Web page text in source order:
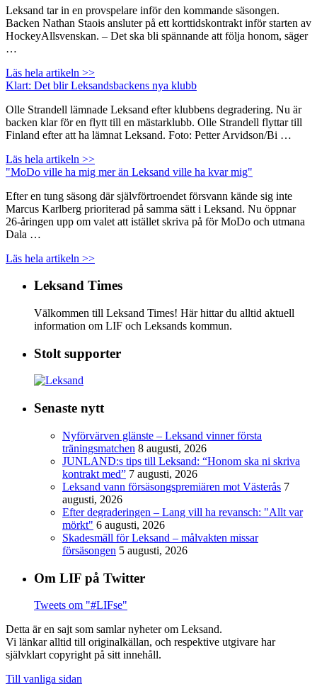
Leksand tar in en provspelare inför den kommande säsongen.
Backen Nathan Staois ansluter på ett korttidskontrakt inför starten av
HockeyAllsvenskan. – Det ska bli spännande att följa honom, säger
…
Läs hela artikeln >>
Klart: Det blir Leksandsbackens nya klubb
Olle Strandell lämnade Leksand efter klubbens degradering. Nu är
backen klar för en flytt till en mästarklubb. Olle Strandell flyttar till
Finland efter att ha lämnat Leksand. Foto: Petter Arvidson/Bi …
Läs hela artikeln >>
"MoDo ville ha mig mer än Leksand ville ha kvar mig"
Efter en tung säsong där självförtroendet försvann kände sig inte
Marcus Karlberg prioriterad på samma sätt i Leksand. Nu öppnar
26-åringen upp om valet att istället skriva på för MoDo och utmana
Dala …
Läs hela artikeln >>
Leksand Times
Välkommen till Leksand Times! Här hittar du alltid aktuell
information om LIF och Leksands kommun.
Stolt supporter
Senaste nytt
Nyförvärven glänste – Leksand vinner första
träningsmatchen 8 augusti, 2026
JUNLAND:s tips till Leksand: “Honom ska ni skriva
kontrakt med” 7 augusti, 2026
Leksand vann försäsongspremiären mot Västerås 7
augusti, 2026
Efter degraderingen – Lang vill ha revansch: "Allt var
mörkt" 6 augusti, 2026
Skadesmäll för Leksand – målvakten missar
försäsongen 5 augusti, 2026
Om LIF på Twitter
Tweets om "#LIFse"
Detta är en sajt som samlar nyheter om Leksand.
Vi länkar alltid till originalkällan, och respektive utgivare har
självklart copyright på sitt innehåll.
Till vanliga sidan